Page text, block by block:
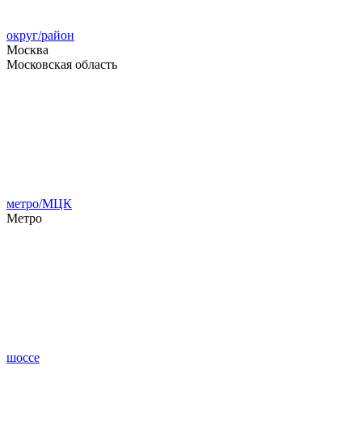
округ/район
Москва
Московская область
метро/МЦК
Метро
шоссе